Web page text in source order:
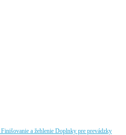
Finišovanie a žehlenie Doplnky pre prevádzky